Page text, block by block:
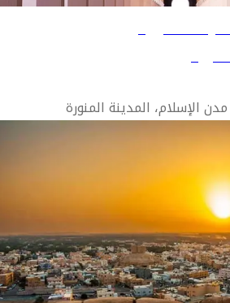
المنورة
الإسلام، المدينة المنورة